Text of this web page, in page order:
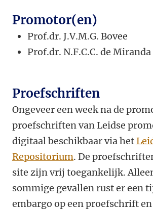
Promotor(en)
Prof.dr. J.V.M.G. Bovee
Prof.dr. N.F.C.C. de Miranda
Proefschriften
Ongeveer een week na de
proefschriften van Leidse
digitaal beschikbaar via het
Repositorium. De
site zijn vrij toegankelijk.
sommige gevallen rust er een
embargo op een proefschrift